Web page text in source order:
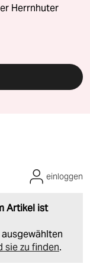
Herrnhuter
Artikel ist
sie zu finden.
einloggen